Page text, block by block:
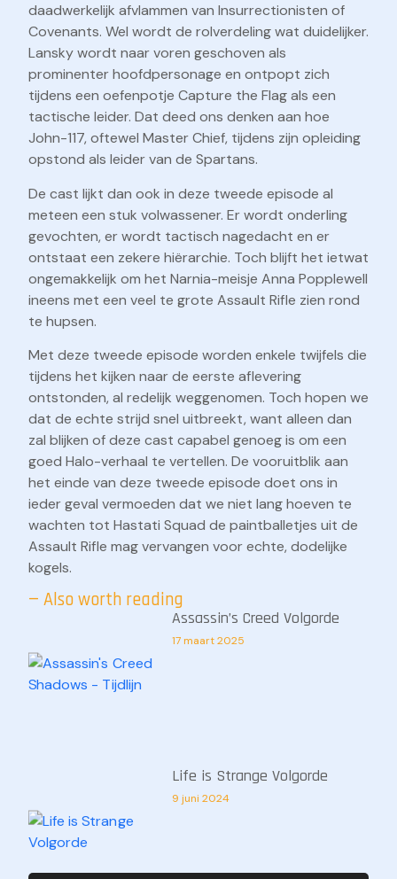
daadwerkelijk afvlammen van Insurrectionisten of
Covenants. Wel wordt de rolverdeling wat duidelijker.
Lansky wordt naar voren geschoven als
prominenter hoofdpersonage en ontpopt zich
tijdens een oefenpotje Capture the Flag als een
tactische leider. Dat deed ons denken aan hoe
John-117, oftewel Master Chief, tijdens zijn opleiding
opstond als leider van de Spartans.
De cast lijkt dan ook in deze tweede episode al
meteen een stuk volwassener. Er wordt onderling
gevochten, er wordt tactisch nagedacht en er
ontstaat een zekere hiërarchie. Toch blijft het ietwat
ongemakkelijk om het Narnia-meisje Anna Popplewell
ineens met een veel te grote Assault Rifle zien rond
te hupsen.
Met deze tweede episode worden enkele twijfels die
tijdens het kijken naar de eerste aflevering
ontstonden, al redelijk weggenomen. Toch hopen we
dat de echte strijd snel uitbreekt, want alleen dan
zal blijken of deze cast capabel genoeg is om een
goed Halo-verhaal te vertellen. De vooruitblik aan
het einde van deze tweede episode doet ons in
ieder geval vermoeden dat we niet lang hoeven te
wachten tot Hastati Squad de paintballetjes uit de
Assault Rifle mag vervangen voor echte, dodelijke
kogels.
— Also worth reading
Assassin’s Creed Volgorde
17 maart 2025
Life is Strange Volgorde
9 juni 2024